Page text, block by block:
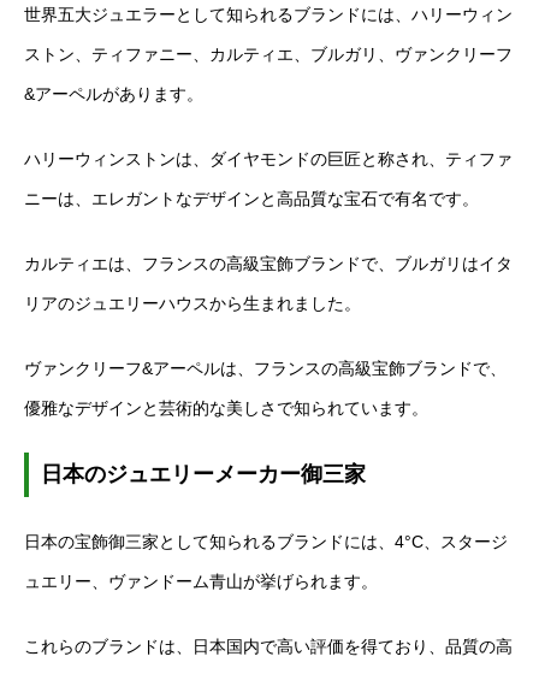
世界五大ジュエラーとして知られるブランドには、ハリーウィン
ストン、ティファニー、カルティエ、ブルガリ、ヴァンクリーフ
&アーペルがあります。
ハリーウィンストンは、ダイヤモンドの巨匠と称され、ティファ
ニーは、エレガントなデザインと高品質な宝石で有名です。
カルティエは、フランスの高級宝飾ブランドで、ブルガリはイタ
リアのジュエリーハウスから生まれました。
ヴァンクリーフ&アーペルは、フランスの高級宝飾ブランドで、
優雅なデザインと芸術的な美しさで知られています。
日本のジュエリーメーカー御三家
日本の宝飾御三家として知られるブランドには、4°C、スタージ
ュエリー、ヴァンドーム青山が挙げられます。
これらのブランドは、日本国内で高い評価を得ており、品質の高